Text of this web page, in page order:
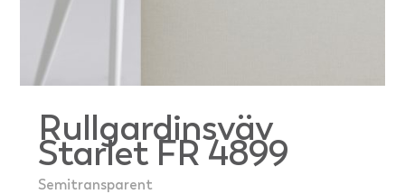
Rullgardinsväv
Starlet FR 4899
Semitransparent